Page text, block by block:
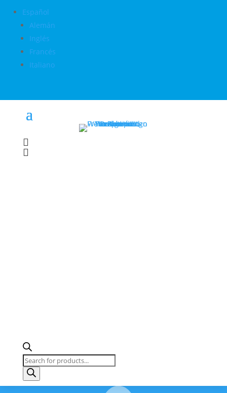
Español
Alemán
Inglés
Francés
Italiano


Búsqueda
de
productos